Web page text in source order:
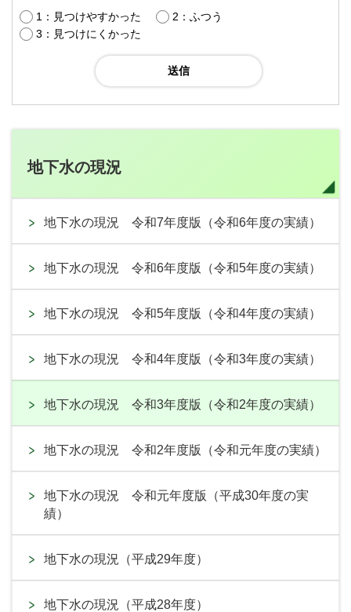
1：見つけやすかった
2：ふつう
3：見つけにくかった
地下水の現況
地下水の現況 令和7年度版（令和6年度の実績）
地下水の現況 令和6年度版（令和5年度の実績）
地下水の現況 令和5年度版（令和4年度の実績）
地下水の現況 令和4年度版（令和3年度の実績）
地下水の現況 令和3年度版（令和2年度の実績）
地下水の現況 令和2年度版（令和元年度の実績）
地下水の現況 令和元年度版（平成30年度の実
績）
地下水の現況（平成29年度）
地下水の現況（平成28年度）